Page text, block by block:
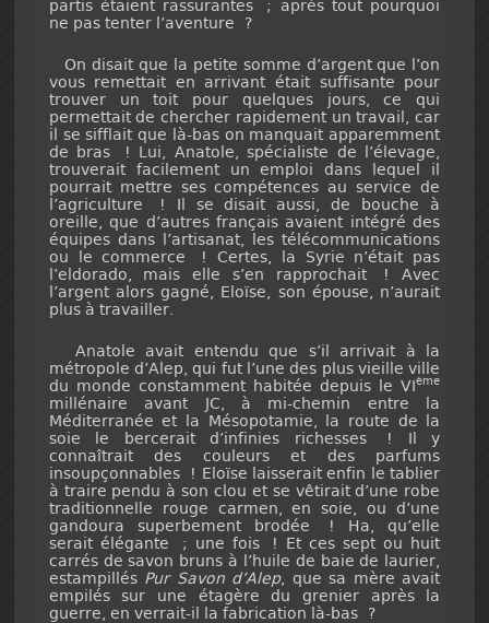
partis étaient rassurantes ; après tout pourquoi
ne pas tenter l’aventure ?
On disait que la petite somme d’argent que l’on
vous remettait en arrivant était suffisante pour
trouver un toit pour quelques jours, ce qui
permettait de chercher rapidement un travail, car
il se sifflait que là-bas on manquait apparemment
de bras ! Lui, Anatole, spécialiste de l’élevage,
trouverait facilement un emploi dans lequel il
pourrait mettre ses compétences au service de
l’agriculture ! Il se disait aussi, de bouche à
oreille, que d’autres français avaient intégré des
équipes dans l’artisanat, les télécommunications
ou le commerce ! Certes, la Syrie n’était pas
l’eldorado, mais elle s’en rapprochait ! Avec
l’argent alors gagné, Eloïse, son épouse, n’aurait
plus à travailler.
Anatole avait entendu que s’il arrivait à la
métropole d’Alep, qui fut l’une des plus vieille ville
du monde constamment habitée depuis le VIème
millénaire avant JC, à mi-chemin entre la
Méditerranée et la Mésopotamie, la route de la
soie le bercerait d’infinies richesses ! Il y
connaîtrait des couleurs et des parfums
insoupçonnables ! Eloïse laisserait enfin le tablier
à traire pendu à son clou et se vêtirait d’une robe
traditionnelle rouge carmen, en soie, ou d’une
gandoura superbement brodée ! Ha, qu’elle
serait élégante ; une fois ! Et ces sept ou huit
carrés de savon bruns à l’huile de baie de laurier,
estampillés Pur Savon d’Alep, que sa mère avait
empilés sur une étagère du grenier après la
guerre, en verrait-il la fabrication là-bas ?